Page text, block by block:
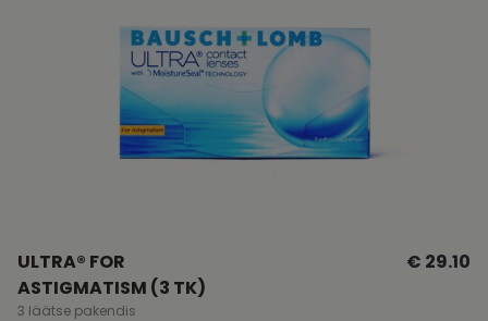
ULTRA® FOR
ASTIGMATISM (3 TK)
3 läätse pakendis
€ 29.10